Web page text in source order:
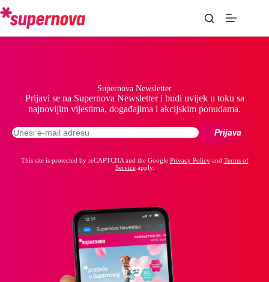
Supernova Newsletter
Prijavi se na Supernova Newsletter i budi uvijek u toku sa
najnovijim vijestima, događajima i akcijskim ponudama.
This site is protected by reCAPTCHA and the Google Privacy Policyand Terms of
Serviceapply.